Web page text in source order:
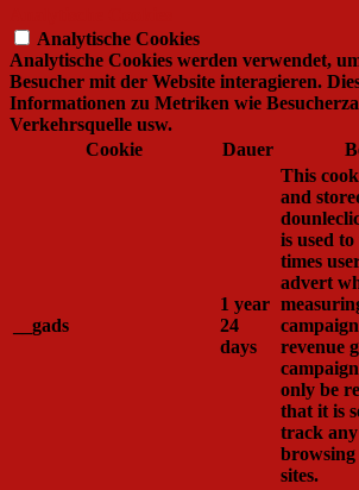
Analytische Cookies
Analytische Cookies werden verwendet,
Besucher mit der Website interagieren.
Informationen zu Metriken wie
Verkehrsquelle usw.
Cookie
Dauer
__gads
1 year
24
days
This
and
is used
times
advert
revenue
only be
that it is
track
sites.